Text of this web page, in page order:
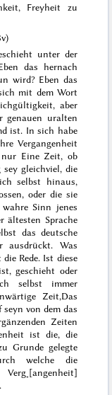
Freyheit zu
unter der
das hernach
wird? Eben das
mit dem Wort
aber
genauen uralten
ist. In sich habe
Vergangenheit
Eine Zeit, ob
gleichviel, die
selbst hinaus,
oder die sie
Sinn jenes
ältesten Sprache
das deutsche
ausdrückt. Was
Rede. Ist diese
geschieht oder
selbst immer
Zeit,Das
von dem das
Zeiten
ist die, die
Grunde gelegte
welche die